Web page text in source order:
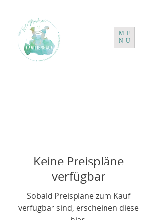
ME
NU
Keine Preispläne
verfügbar
Sobald Preispläne zum Kauf
verfügbar sind, erscheinen diese